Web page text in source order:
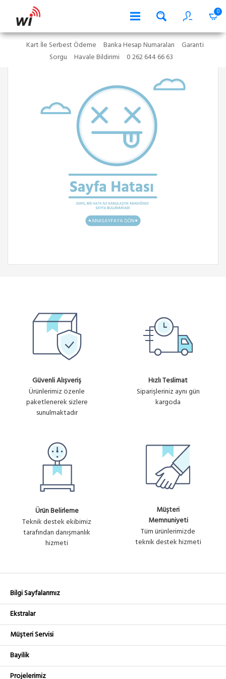
0
Kart İle Serbest Ödeme Banka Hesap Numaraları
Garanti
Sorgu
Havale Bildirimi 0 262 644 66 63
Güvenli Alışveriş
Ürünlerimiz özenle
paketlenerek sizlere
sunulmaktadır
Hızlı Teslimat
Siparişleriniz aynı gün
kargoda
Ürün Belirleme
Teknik destek ekibimiz
tarafından danışmanlık
hizmeti
Müşteri
Memnuniyeti
Tüm ürünlerimizde
teknik destek hizmeti
Bilgi Sayfalarımız
Ekstralar
Müşteri Servisi
Bayilik
Projelerimiz